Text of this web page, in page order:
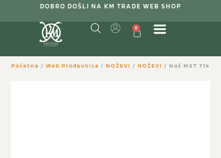
DOBRO DOŠLI NA KM TRADE WEB SHOP
0
Početna / Web Prodavnica / NOŽEVI / NOŽEVI / Nož MXT 714